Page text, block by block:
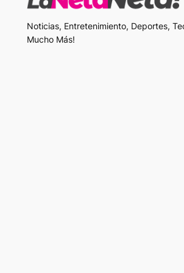
Noticias, Entretenimiento, Deportes,
Mucho Más!